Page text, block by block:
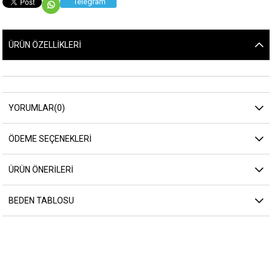
ÜRÜN ÖZELLIKLERI
YORUMLAR(0)
ÖDEME SEÇENEKLERI
ÜRÜN ÖNERILERI
BEDEN TABLOSU